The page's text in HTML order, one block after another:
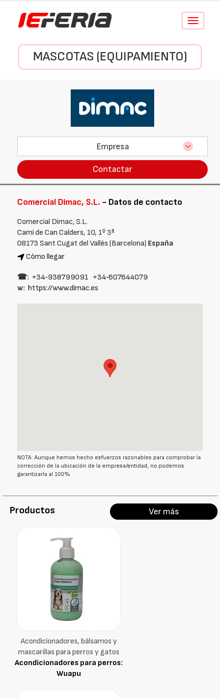
Conmutar
MASCOTAS (EQUIPAMIENTO)
Empresa
Contactar
Comercial Dimac, S.L. - Datos de contacto
Comercial Dimac, S.L.
Camí de Can Calders, 10, 1º 3ª
08173 Sant Cugat del Vallès (Barcelona) España
Cómo llegar
☎: +34‑938799091 +34‑607644079
w: https://www.dimac.es
NOTA: Aunque hemos hecho esfuerzos razonables para comprobar la
corrección de la ubicación de la empresa/entidad, no podemos
garantizarla al 100%
Productos Ver más
Acondicionadores, bálsamos y
mascarillas para perros y gatos
Acondicionadores para perros:
Wuapu